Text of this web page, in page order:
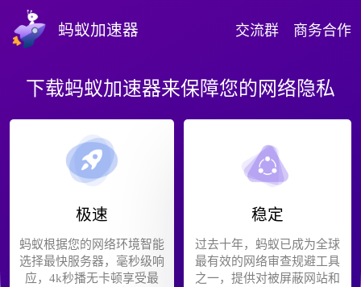
蚂蚁加速器 交流群 商务合作
下载蚂蚁加速器来保障您的网络隐私
极速
蚂蚁根据您的网络环境智能
选择最快服务器，毫秒级响
应，4k秒播无卡顿享受最
稳定
过去十年，蚂蚁已成为全球
最有效的网络审查规避工具
之一，提供对被屏蔽网站和